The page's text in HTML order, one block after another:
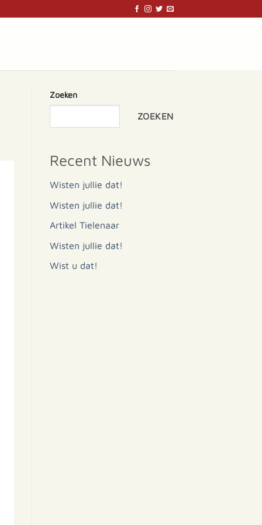
Zoeken
ZOEKEN
Recent Nieuws
Wisten jullie dat!
Wisten jullie dat!
Artikel Tielenaar
Wisten jullie dat!
Wist u dat!